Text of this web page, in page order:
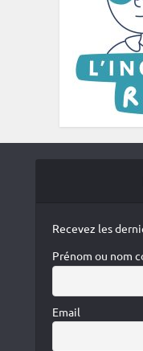
Recevez les
Prénom ou nom
Email